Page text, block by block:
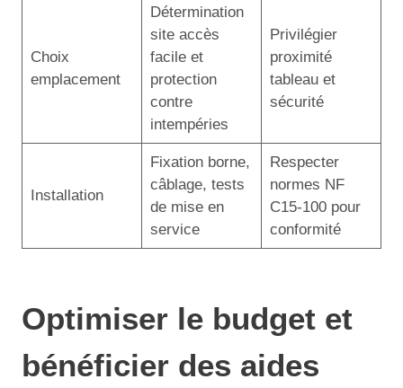
Choix
emplacement
Détermination
site accès
facile et
protection
contre
intempéries
Privilégier
proximité
tableau et
sécurité
Installation
Fixation borne,
câblage, tests
de mise en
service
Respecter
normes NF
C15-100 pour
conformité
Optimiser le budget et
bénéficier des aides